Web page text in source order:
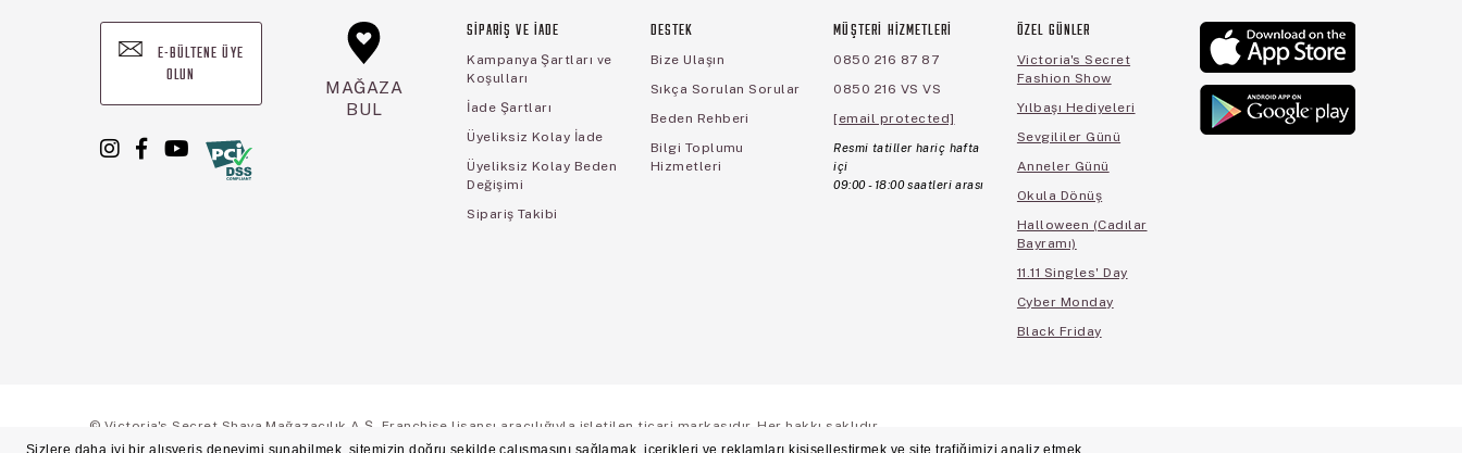
E-BÜLTENE ÜYE
OLUN
MAĞAZA
BUL
SİPARİŞ VE İADE
Kampanya Şartları ve
Koşulları
İade Şartları
Üyeliksiz Kolay İade
Üyeliksiz Kolay Beden
Değişimi
Sipariş Takibi
DESTEK
Bize Ulaşın
Sıkça Sorulan Sorular
Beden Rehberi
Bilgi Toplumu
Hizmetleri
MÜŞTERİ HİZMETLERİ
0850 216 87 87
0850 216 VS VS
[email protected]
Resmi tatiller hariç hafta
içi
09:00 - 18:00 saatleri arası
ÖZEL GÜNLER
Victoria's Secret
Fashion Show
Yılbaşı Hediyeleri
Sevgililer Günü
Anneler Günü
Okula Dönüş
Halloween (Cadılar
Bayramı)
11.11 Singles' Day
Cyber Monday
Black Friday
© Victoria's Secret Shaya Mağazacılık A.Ş. Franchise lisansı aracılığıyla işletilen ticari markasıdır. Her hakkı saklıdır.